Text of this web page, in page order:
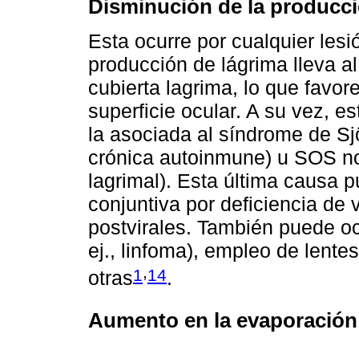
Disminución de la
Esta ocurre por cualquier
producción de lágrima lleva
cubierta lagrima, lo que
superficie ocular. A su vez,
la asociada al síndrome de
crónica autoinmune) u SOS
lagrimal). Esta última causa
conjuntiva por deficiencia de
postvirales. También puede
ej., linfoma), empleo de
otras1,14.
Aumento en la